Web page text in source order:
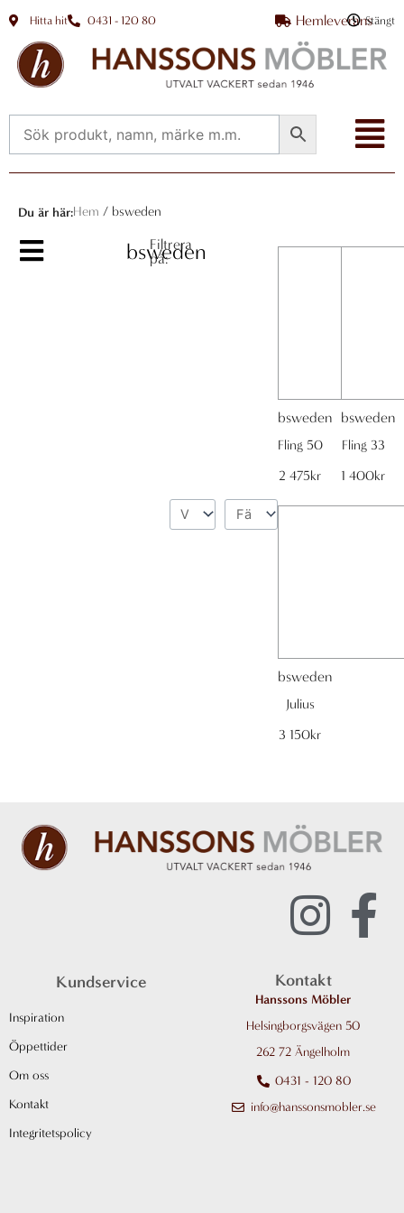
Hoppa
innehåll
Hitta hit 0431 - 120 80 HemleveransStängt
Du är här:Hem / bsweden
bsweden
Filtrera
på:
bsweden
Fling 50
2 475kr
bsweden
Fling 33
1 400kr
bsweden
Julius
3 150kr
I
s
t
a
F
b
Kundservice
Inspiration
Öppettider
Om oss
Kontakt
Integritetspolicy
Kontakt
Hanssons Möbler
Helsingborgsvägen 50
262 72 Ängelholm
0431 - 120 80
info@hanssonsmobler.se